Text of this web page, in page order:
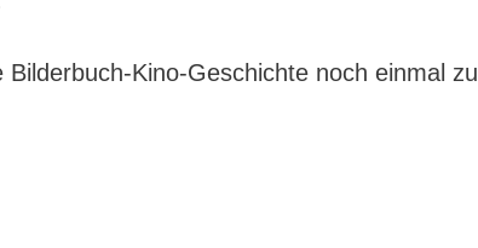
Kino-Geschichte noch einmal zu